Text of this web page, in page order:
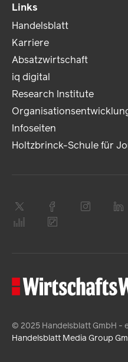
Links
Handelsblatt
Karriere
Absatzwirtschaft
iq digital
Research Institute
Infoseiten
Holtzbrinck-Schule für
© 2025 Handelsblatt GmbH -
Handelsblatt Media Group